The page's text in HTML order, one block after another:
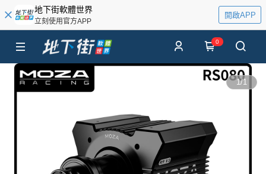
地下街軟體世界
立刻使用官方APP
開啟APP
0
1/1